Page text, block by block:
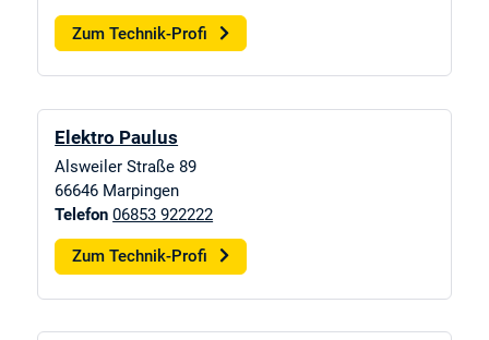
Zum Technik-Profi
Elektro Paulus
Alsweiler Straße 89
66646 Marpingen
Telefon 06853 922222
Zum Technik-Profi